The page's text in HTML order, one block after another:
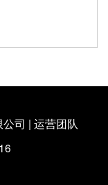
院简介 【详情】
司 | 运营团队